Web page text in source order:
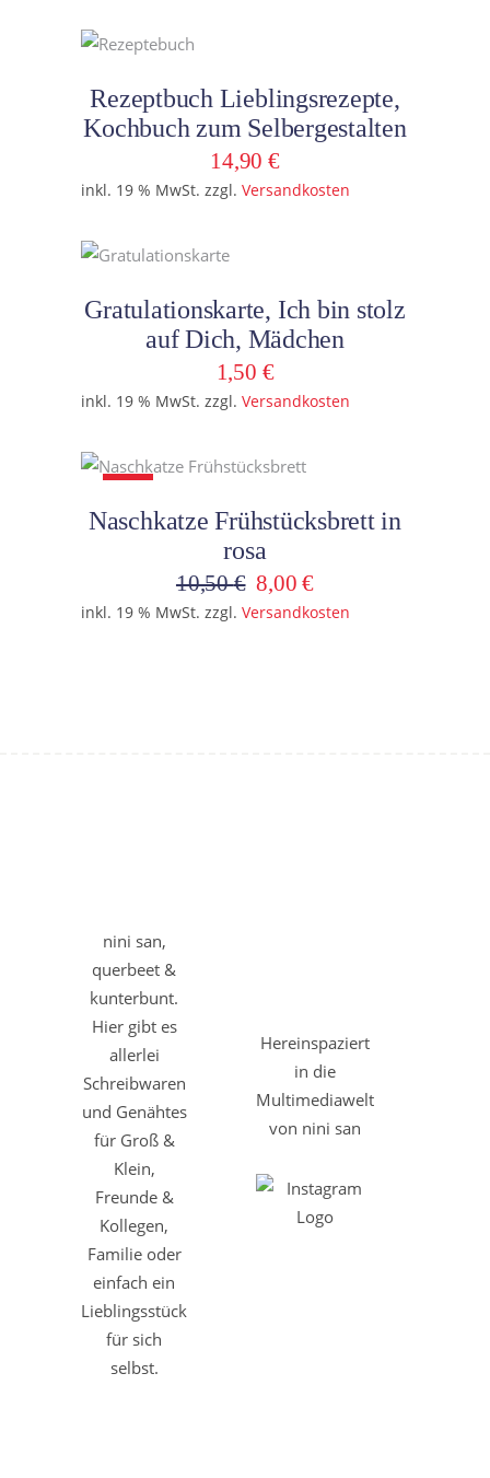
Rezeptbuch Lieblingsrezepte,
Kochbuch zum Selbergestalten
14,90 €
inkl. 19 % MwSt. zzgl. Versandkosten
Gratulationskarte, Ich bin stolz
auf Dich, Mädchen
1,50 €
inkl. 19 % MwSt. zzgl. Versandkosten
Sale
Naschkatze Frühstücksbrett in
rosa
10,50€ Ursprünglicher
Preis
8,00€Aktueller
Preis
inkl. 19 % MwSt. zzgl. Versandkosten
nini san,
querbeet &
kunterbunt.
Hier gibt es
allerlei
Schreibwaren
und Genähtes
für Groß &
Klein,
Freunde &
Kollegen,
Familie oder
einfach ein
Lieblingsstück
für sich
selbst.
Hereinspaziert
in die
Multimediawelt
von nini san